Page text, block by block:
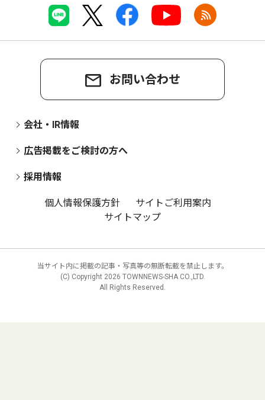
お問い合わせ
会社・IR情報
広告掲載をご検討の方へ
採用情報
個人情報保護方針
サイトご利用案内
サイトマップ
当サイト内に掲載の記事・写真等の無断転載を禁止します。
(C) Copyright 2026 TOWNNEWS-SHA CO.,LTD.
All Rights Reserved.